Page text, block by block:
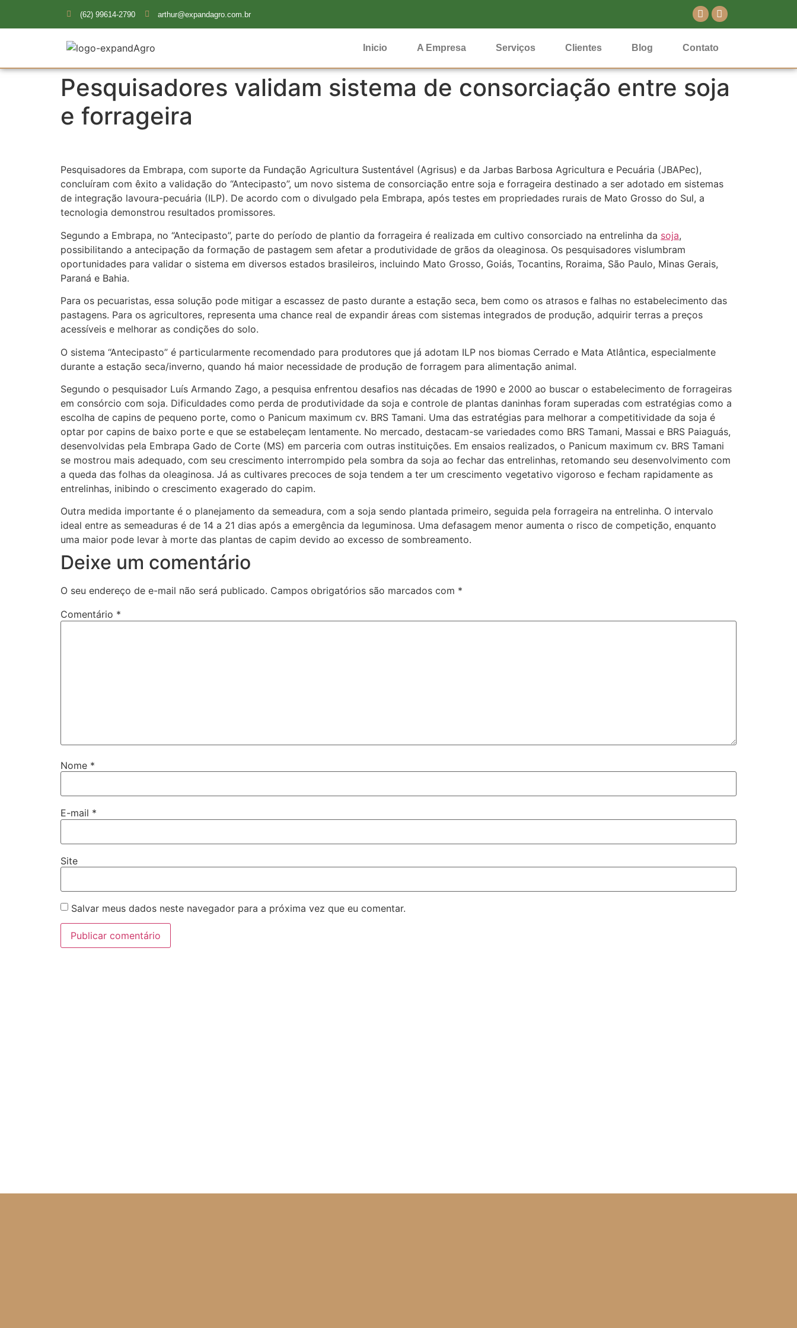
(62) 99614-2790 arthur@expandagro.com.br
Inicio A Empresa Serviços Clientes Blog Contato
Pesquisadores validam sistema de consorciação entre soja
e forrageira
Pesquisadores da Embrapa, com suporte da Fundação Agricultura Sustentável (Agrisus) e da Jarbas Barbosa Agricultura e Pecuária (JBAPec),
concluíram com êxito a validação do “Antecipasto”, um novo sistema de consorciação entre soja e forrageira destinado a ser adotado em sistemas
de integração lavoura-pecuária (ILP). De acordo com o divulgado pela Embrapa, após testes em propriedades rurais de Mato Grosso do Sul, a
tecnologia demonstrou resultados promissores.
Segundo a Embrapa, no “Antecipasto”, parte do período de plantio da forrageira é realizada em cultivo consorciado na entrelinha da soja,
possibilitando a antecipação da formação de pastagem sem afetar a produtividade de grãos da oleaginosa. Os pesquisadores vislumbram
oportunidades para validar o sistema em diversos estados brasileiros, incluindo Mato Grosso, Goiás, Tocantins, Roraima, São Paulo, Minas Gerais,
Paraná e Bahia.
Para os pecuaristas, essa solução pode mitigar a escassez de pasto durante a estação seca, bem como os atrasos e falhas no estabelecimento das
pastagens. Para os agricultores, representa uma chance real de expandir áreas com sistemas integrados de produção, adquirir terras a preços
acessíveis e melhorar as condições do solo.
O sistema “Antecipasto” é particularmente recomendado para produtores que já adotam ILP nos biomas Cerrado e Mata Atlântica, especialmente
durante a estação seca/inverno, quando há maior necessidade de produção de forragem para alimentação animal.
Segundo o pesquisador Luís Armando Zago, a pesquisa enfrentou desafios nas décadas de 1990 e 2000 ao buscar o estabelecimento de forrageiras
em consórcio com soja. Dificuldades como perda de produtividade da soja e controle de plantas daninhas foram superadas com estratégias como a
escolha de capins de pequeno porte, como o Panicum maximum cv. BRS Tamani. Uma das estratégias para melhorar a competitividade da soja é
optar por capins de baixo porte e que se estabeleçam lentamente. No mercado, destacam-se variedades como BRS Tamani, Massai e BRS Paiaguás,
desenvolvidas pela Embrapa Gado de Corte (MS) em parceria com outras instituições. Em ensaios realizados, o Panicum maximum cv. BRS Tamani
se mostrou mais adequado, com seu crescimento interrompido pela sombra da soja ao fechar das entrelinhas, retomando seu desenvolvimento com
a queda das folhas da oleaginosa. Já as cultivares precoces de soja tendem a ter um crescimento vegetativo vigoroso e fecham rapidamente as
entrelinhas, inibindo o crescimento exagerado do capim.
Outra medida importante é o planejamento da semeadura, com a soja sendo plantada primeiro, seguida pela forrageira na entrelinha. O intervalo
ideal entre as semeaduras é de 14 a 21 dias após a emergência da leguminosa. Uma defasagem menor aumenta o risco de competição, enquanto
uma maior pode levar à morte das plantas de capim devido ao excesso de sombreamento.
Deixe um comentário
O seu endereço de e-mail não será publicado. Campos obrigatórios são marcados com *
Comentário *
Nome *
E-mail *
Site
Salvar meus dados neste navegador para a próxima vez que eu comentar.